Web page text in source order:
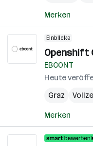
Merken
Einblicke
Openshift
EBCONT
Heute
Graz
Merken